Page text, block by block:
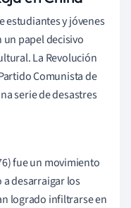
estudiantes y jóvenes
papel decisivo
La Revolución
Comunista de
serie de desastres
fue un movimiento
desarraigar los
logrado infiltrarse en